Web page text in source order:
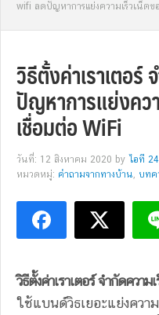
wifi ลดปัญหาการแย่งความเร็วเน็ต
วิธีตั้งค่าเราเตอร์
ปัญหาการแย่งคว
เชื่อมต่อ WiFi
วันที่: 12 สิงหาคม 2020 by ไอที
หมวดหมู่: คำถามจากทางบ้าน, บทค
วิธีตั้งค่าเราเตอร์ จำกัดความ
ใช้แบนด์วิธเยอะแย่งคว